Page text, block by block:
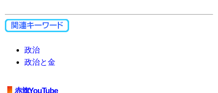
政治
政治と金
赤旗YouTube